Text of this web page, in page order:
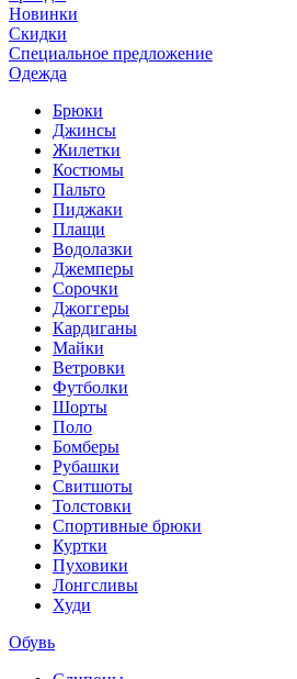
Новинки
Скидки
Специальное предложение
Одежда
Брюки
Джинсы
Жилетки
Костюмы
Пальто
Пиджаки
Плащи
Водолазки
Джемперы
Сорочки
Джоггеры
Кардиганы
Майки
Ветровки
Футболки
Шорты
Поло
Бомберы
Рубашки
Свитшоты
Толстовки
Спортивные брюки
Куртки
Пуховики
Лонгсливы
Худи
Обувь